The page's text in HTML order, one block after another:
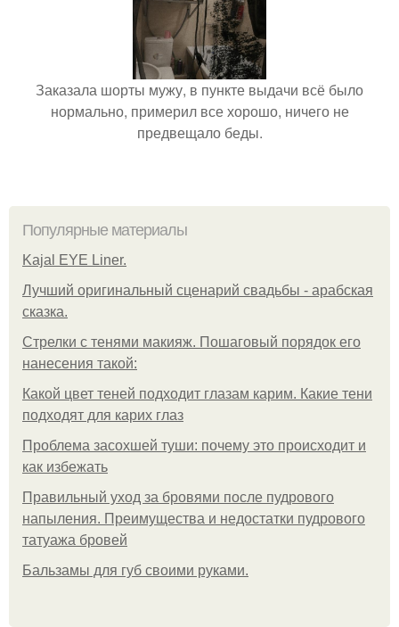
Заказала шорты мужу, в пункте выдачи всё было
нормально, примерил все хорошо, ничего не
предвещало беды.
Популярные материалы
Kajal EYE Liner.
Лучший оригинальный сценарий свадьбы - арабская
сказка.
Стрелки с тенями макияж. Пошаговый порядок его
нанесения такой:
Какой цвет теней подходит глазам карим. Какие тени
подходят для карих глаз
Проблема засохшей туши: почему это происходит и
как избежать
Правильный уход за бровями после пудрового
напыления. Преимущества и недостатки пудрового
татуажа бровей
Бальзамы для губ своими руками.